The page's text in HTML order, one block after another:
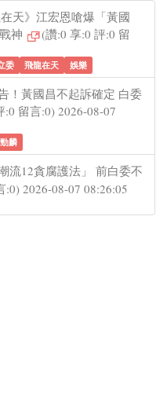
天》江宏恩嗆爆「黃國
神
(讚:0 享:0 評:0 留
委 飛龍在天 娛樂
！黃國昌不起訴確定 白委
:0 留言:0) 2026-08-07
麟
流12貪腐護法」 前白委不
2026-08-07 08:26:05